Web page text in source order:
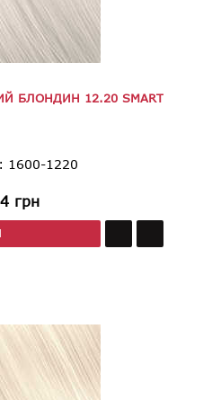
БЛОНДИН 12.20 SMART
1600-1220
грн